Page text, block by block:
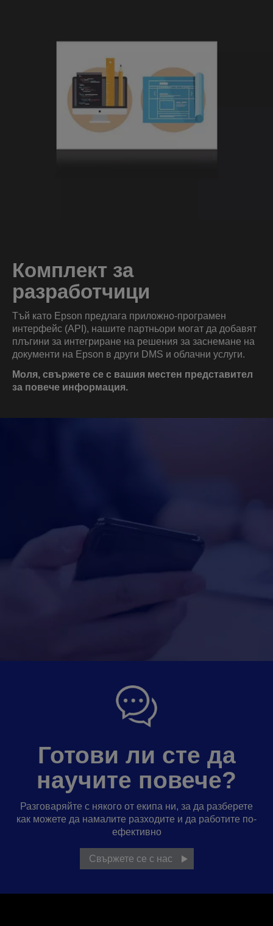
Комплект за
разработчици
Тъй като Epson предлага приложно-програмен
интерфейс (API), нашите партньори могат да добавят
плъгини за интегриране на решения за заснемане на
документи на Epson в други DMS и облачни услуги.
Моля, свържете се с вашия местен представител
за повече информация.
Готови ли сте да
научите повече?
Разговаряйте с някого от екипа ни, за да разберете
как можете да намалите разходите и да работите по-
ефективно
Свържете се с нас